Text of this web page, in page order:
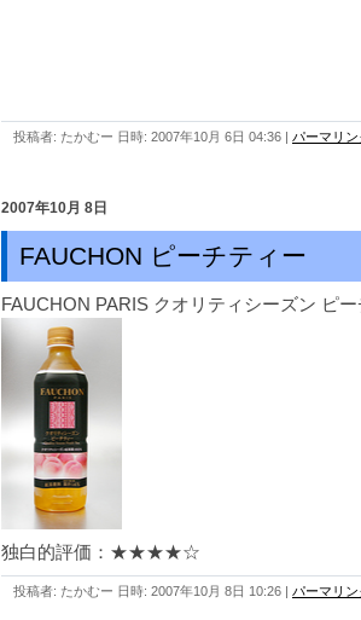
投稿者: たかむー 日時: 2007年10月 6日 04:36 | パーマリン
2007年10月 8日
FAUCHON ピーチティー
FAUCHON PARIS クオリティシーズン ピ
独白的評価：★★★★☆
投稿者: たかむー 日時: 2007年10月 8日 10:26 | パーマリン